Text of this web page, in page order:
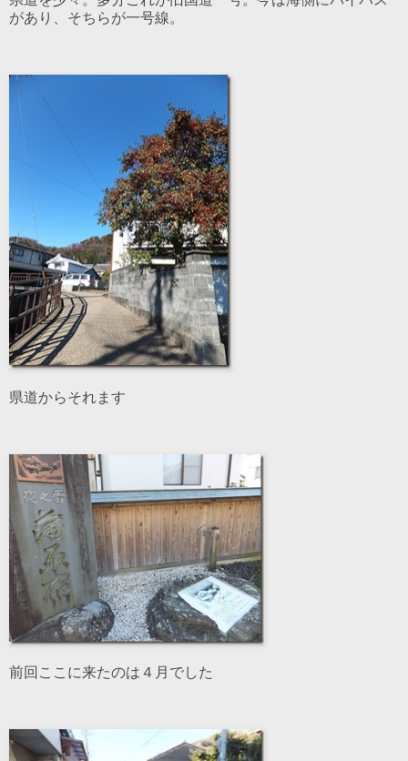
があり、そちらが一号線。
県道からそれます
前回ここに来たのは４月でした